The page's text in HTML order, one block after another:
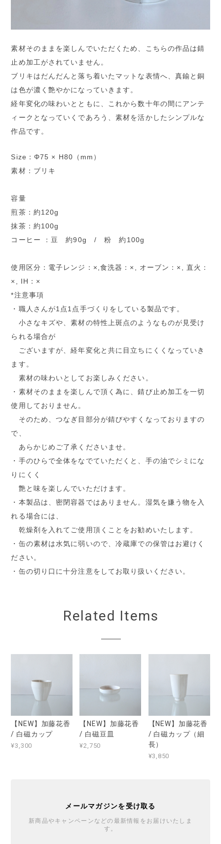
素材そのままを楽しんでいただくため、こちらの作品は錆
止め加工がされていません。
ブリキはだんだんと落ち着いたマットな表情へ、真鍮と銅
は色が濃く艶やかになっていきます。
経年変化の味わいとともに、これから数十年の間にアンテ
ィークとなっていくであろう、素材を活かしたシンプルな
作品です。
Size：Φ75 × H80（mm）
素材：ブリキ
容量
煎茶：約120g
抹茶：約100g
コーヒー ：豆 約90g / 粉 約100g
使用区分：電子レンジ：×,食洗器：×, オーブン：×, 直火：
×, IH：×
*注意事項
・職人さんが1点1点手づくりをしている製品です。
小さなキズや、素材の特性上斑点のようなものが見受け
られる場合が
ございますが、経年変化と共に目立ちにくくなっていき
ます。
素材の味わいとしてお楽しみください。
・素材そのままを楽しんで頂く為に、錆び止め加工を一切
使用しておりません。
そのため、つなぎ目部分が錆びやすくなっておりますの
で、
あらかじめご了承くださいませ。
・手のひらで全体をなでていただくと、手の油でシミにな
りにくく
艶と味を楽しんでいただけます。
・本製品は、密閉容器ではありません。湿気を嫌う物を入
れる場合には、
乾燥剤を入れてご使用頂くことをお勧めいたします。
・缶の素材は水気に弱いので、冷蔵庫での保管はお避けく
ださい。
・缶の切り口に十分注意をしてお取り扱いください。
Related Items
【NEW】加藤花香
/ 白磁カップ
¥3,300
【NEW】加藤花香
/ 白磁豆皿
¥2,750
【NEW】加藤花香
/ 白磁カップ（細
長）
¥3,850
メールマガジンを受け取る
新商品やキャンペーンなどの最新情報をお届けいたしま
す。